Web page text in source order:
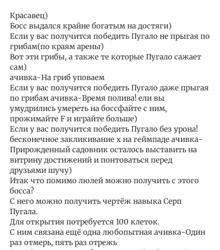
Красавец)
Босс выдался крайне богатым на достяги)
Если у вас получится победить Пугало не прыгая по
грибам(по краям арены)
Вот эти грибы, а также те которые Пугало сажает
сам)
ачивка-На гриб уповаем
Если у вас получится победить Пугало даже прыгая
по грибам ачивка-Время полива! ели вы
умудрились умереть на боссфайте с ним,
прожимайте F и играйте больше)
Если у вас получится победить Пугало без урона!
бесконечное закликивание x на геймпаде ачивка-
Прирожденный садовник осталось выставить на
витрину достижений и понтоваться перед
друзьями шучу)
Итак что помимо люлей можно получить с этого
босса?
С него можно получить чертёж навыка Серп
Пугала.
Для открытия потребуется 100 клеток.
С ним связана ещё одна любопытная ачивка-Один
раз отмерь, пять раз отрежь